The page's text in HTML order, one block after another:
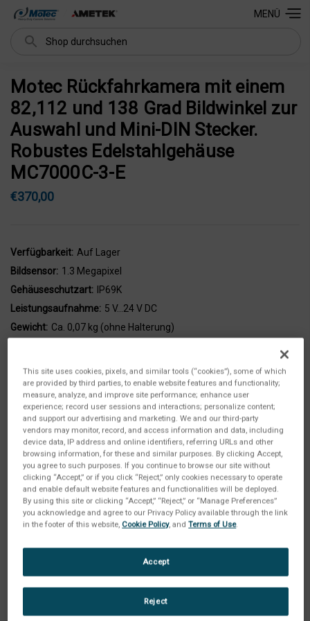
Suchen
MENÜ
Motec Rückfahrkamera mit einem
82,112 und 138 Grad Bildwinkel zur
Auswahl und Mini-DIN Stecker.
Robustes Edelstahlgehäuse
MC7000C-3-E
€370,00
Verfügbarkeit: Auf Lager
Bildsensor: 1.3 Megapixel
Gehäuseschutzart:
IP69K
Leistungsaufnahme: 5 V...24 V DC
Gewicht: Ca. 0,07 kg (ohne Halterung)
Halterung: Halterung aus Edelstahl
Mindestkaufwert:
2 units
This site uses cookies, pixels, and similar tools (“cookies”), some of which
are provided by third parties, to enable website features and functionality;
measure, analyze, and improve site performance; enhance user
experience; record user sessions and interactions; personalize content;
and support our advertising and marketing. We and our third-party
vendors may monitor, record, and access information and data, including
device data, IP address and online identifiers, referring URLs and other
browsing information, for these and similar purposes. By clicking Accept,
you agree to such purposes. If you continue to browse our site without
clicking “Accept,” or if you click “Reject,” only cookies necessary to operate
and enable default website features and functionalities will be deployed.
By using this site or clicking “Accept,” “Reject,” or “Manage Preferences”
you acknowledge and agree to our Privacy Policy available through the link
in the footer of this website, Cookie Policy, andTerms of Use.
Reject
Accept